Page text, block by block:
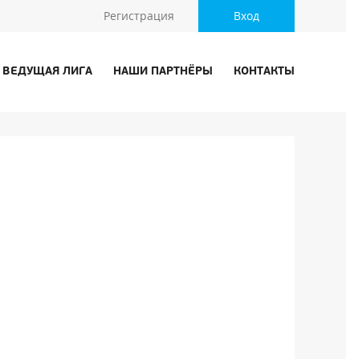
Вход
Регистрация
ВЕДУЩАЯ ЛИГА НАШИ ПАРТНЁРЫ КОНТАКТЫ